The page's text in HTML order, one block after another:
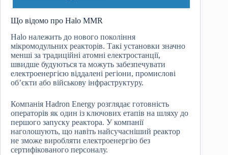
Що відомо про Halo MMR
Halo належить до нового покоління
мікромодульних реакторів. Такі установки значно
менші за традиційні атомні електростанції,
швидше будуються та можуть забезпечувати
електроенергією віддалені регіони, промислові
об’єкти або військову інфраструктуру.
Компанія Hadron Energy розглядає готовність
операторів як один із ключових етапів на шляху до
першого запуску реактора. У компанії
наголошують, що навіть найсучасніший реактор
не зможе виробляти електроенергію без
сертифікованого персоналу.